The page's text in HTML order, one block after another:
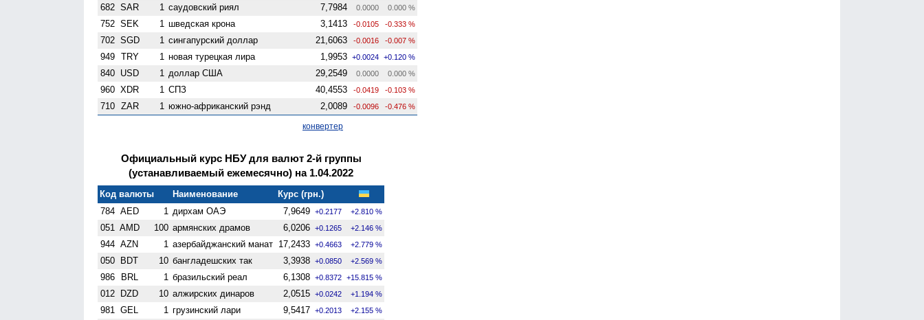
682 SAR 1 саудовский риял 7,7984 0.0000 0.000 %
752 SEK 1 шведская крона 3,1413 -0.0105 -0.333 %
702 SGD 1 сингапурский доллар 21,6063 -0.0016 -0.007 %
949 TRY 1 новая турецкая лира 1,9953 +0.0024 +0.120 %
840 USD 1 доллар США 29,2549 0.0000 0.000 %
960 XDR 1 СПЗ 40,4553 -0.0419 -0.103 %
710 ZAR 1 южно-африканский рэнд 2,0089 -0.0096 -0.476 %
конвертер
Официальный курс НБУ для валют 2-й группы
(устанавливаемый ежемесячно) на 1.04.2022
Код валюты Наименование
Курс (грн.)
784 AED 1 дирхам ОАЭ 7,9649 +0.2177 +2.810 %
051 AMD 100 армянских драмов 6,0206 +0.1265 +2.146 %
944 AZN 1 азербайджанский манат 17,2433 +0.4663 +2.779 %
050 BDT 10 бангладешских так 3,3938 +0.0850 +2.569 %
986 BRL 1 бразильский реал 6,1308 +0.8372 +15.815 %
012 DZD 10 алжирских динаров 2,0515 +0.0242 +1.194 %
981 GEL 1 грузинский лари 9,5417 +0.2013 +2.155 %